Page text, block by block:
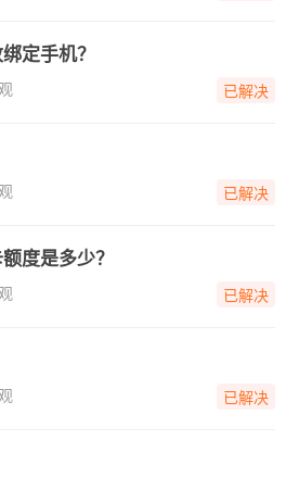
定手机？
已解决
已解决
度是多少？
已解决
已解决